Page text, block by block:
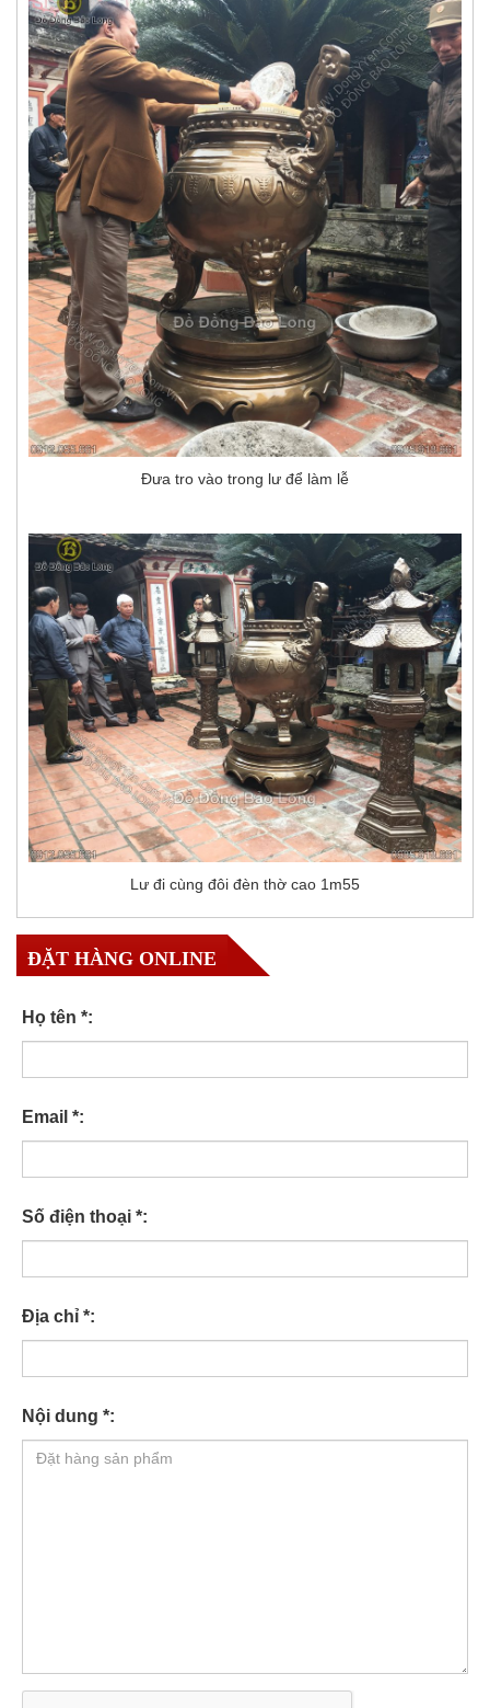
Đưa tro vào trong lư để làm lễ
Lư đi cùng đôi đèn thờ cao 1m55
ĐẶT HÀNG ONLINE
Họ tên *:
Email *:
Số điện thoại *:
Địa chỉ *:
Nội dung *: